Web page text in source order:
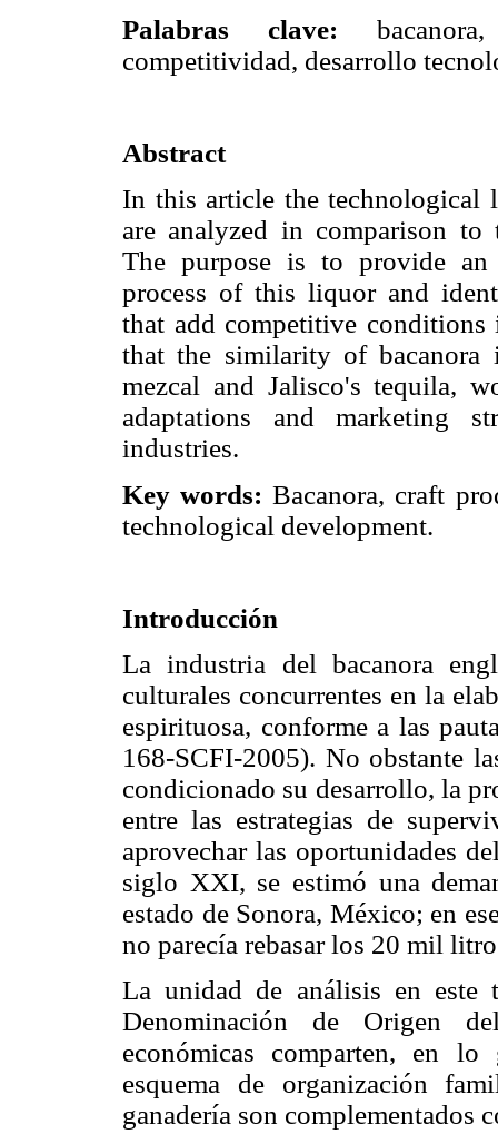
Palabras clave:
competitividad, desarrollo
Abstract
In this article the technological
are analyzed in comparison
The purpose is to provide
process of this liquor and
that add competitive
that the similarity of bacanora
mezcal and Jalisco's tequila,
adaptations and marketing
industries.
Key words: Bacanora, craft
technological development.
Introducción
La industria del bacanora
culturales concurrentes en la
espirituosa, conforme a las
168-SCFI-2005). No obstante
condicionado su desarrollo, la
entre las estrategias de
aprovechar las oportunidades
siglo XXI, se estimó una
estado de Sonora, México; en
no parecía rebasar los 20 mil
La unidad de análisis en este
Denominación de Origen
económicas comparten, en
esquema de organización
ganadería son complementados